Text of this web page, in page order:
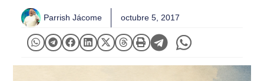
Parrish Jácome octubre 5, 2017